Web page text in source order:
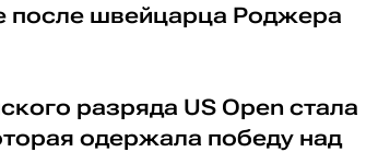
после швейцарца Роджера
разряда US Open стала
одержала победу над